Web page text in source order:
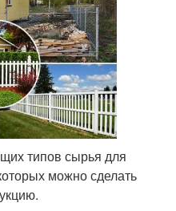
типов сырья для
можно сделать